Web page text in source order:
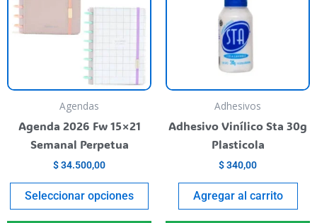
Agendas
Agenda 2026 Fw 15×21
Semanal Perpetua
$34.500,00
Seleccionar opciones
may
chosen
Adhesivos
Adhesivo Vinílico Sta 30g
Plasticola
$340,00
Agregar al carrito